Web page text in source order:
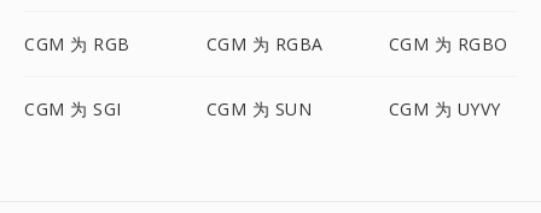
CGM 为 RGB CGM 为 RGBA CGM 为 RGBO
CGM 为 SGI CGM 为 SUN CGM 为 UYVY